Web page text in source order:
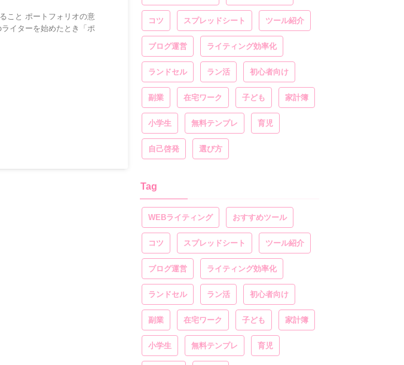
こと ポートフォリオの意
イターを始めたとき「ポ
コツ スプレッドシート ツール紹介
ブログ運営 ライティング効率化
ランドセル ラン活 初心者向け
副業 在宅ワーク 子ども 家計簿
小学生 無料テンプレ 育児
自己啓発 選び方
Tag
WEBライティング おすすめツール
コツ スプレッドシート ツール紹介
ブログ運営 ライティング効率化
ランドセル ラン活 初心者向け
副業 在宅ワーク 子ども 家計簿
小学生 無料テンプレ 育児